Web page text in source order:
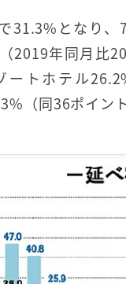
31.3%となり
2019年同月比
ートホテル
（同36ポイン